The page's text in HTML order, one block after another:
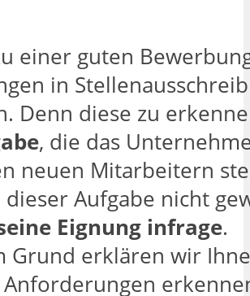
einer guten
in
Denn diese zu
, die das
neuen Mitarbeitern
Aufgabe nicht
Eignung infrage.
Grund erklären wir
Anforderungen